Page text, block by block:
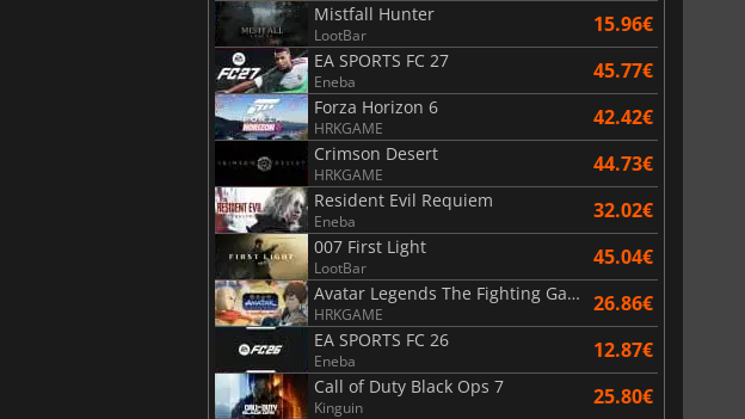
Mistfall Hunter
LootBar 15.96€
EA SPORTS FC 27
Eneba 45.77€
Forza Horizon 6
HRKGAME 42.42€
Crimson Desert
HRKGAME 44.73€
Resident Evil Requiem
Eneba 32.02€
007 First Light
LootBar 45.04€
Avatar Legends The Fighting Game
HRKGAME 26.86€
EA SPORTS FC 26
Eneba 12.87€
Call of Duty Black Ops 7
Kinguin 25.80€